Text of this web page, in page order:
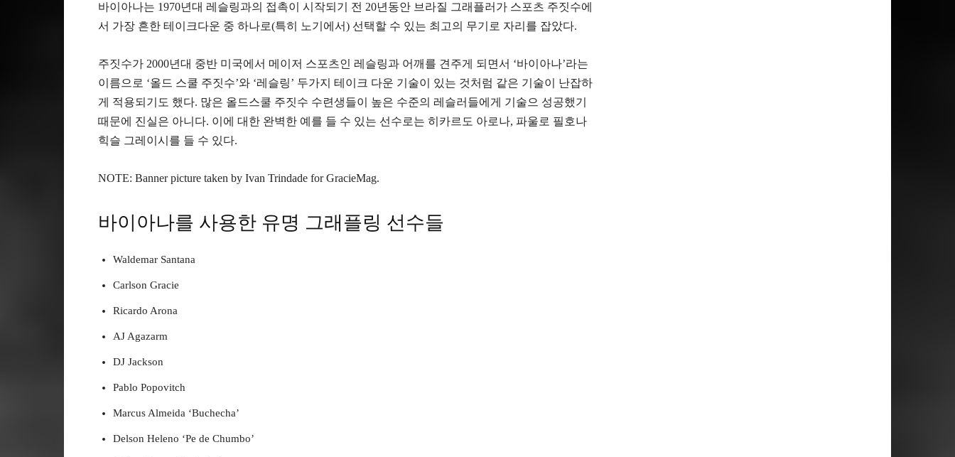
바이아나는 1970년대 레슬링과의 접촉이 시작되기 전 20년동안 브라질 그래플러가 스포츠 주짓수에
서 가장 흔한 테이크다운 중 하나로(특히 노기에서) 선택할 수 있는 최고의 무기로 자리를 잡았다.
주짓수가 2000년대 중반 미국에서 메이저 스포츠인 레슬링과 어깨를 견주게 되면서 ‘바이아나’라는
이름으로 ‘올드 스쿨 주짓수’와 ‘레슬링’ 두가지 테이크 다운 기술이 있는 것처럼 같은 기술이 난잡하
게 적용되기도 했다. 많은 올드스쿨 주짓수 수련생들이 높은 수준의 레슬러들에게 기술으 성공했기
때문에 진실은 아니다. 이에 대한 완벽한 예를 들 수 있는 선수로는 히카르도 아로나, 파울로 필호나
힉슬 그레이시를 들 수 있다.
NOTE: Banner picture taken by Ivan Trindade for GracieMag.
바이아나를 사용한 유명 그래플링 선수들
Waldemar Santana
Carlson Gracie
Ricardo Arona
AJ Agazarm
DJ Jackson
Pablo Popovitch
Marcus Almeida ‘Buchecha’
Delson Heleno ‘Pe de Chumbo’